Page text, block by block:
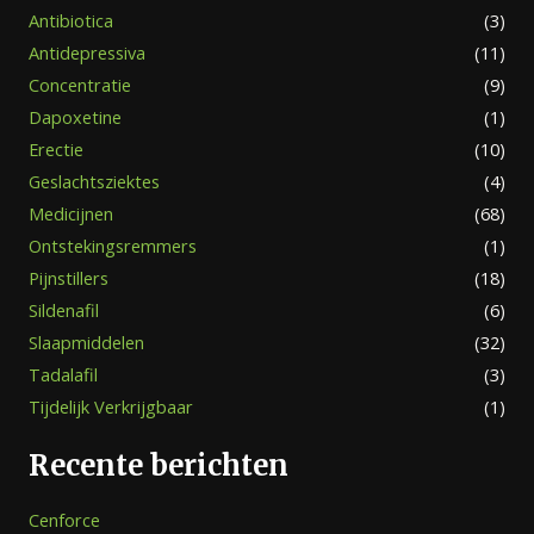
Antibiotica
(3)
Antidepressiva
(11)
Concentratie
(9)
Dapoxetine
(1)
Erectie
(10)
Geslachtsziektes
(4)
Medicijnen
(68)
Ontstekingsremmers
(1)
Pijnstillers
(18)
Sildenafil
(6)
Slaapmiddelen
(32)
Tadalafil
(3)
Tijdelijk Verkrijgbaar
(1)
Recente berichten
Cenforce